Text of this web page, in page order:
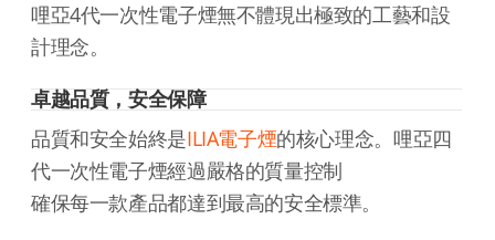
哩亞4代一次性電子煙無不體現出極致的工藝和設
計理念。
卓越品質，安全保障
品質和安全始終是ILIA電子煙的核心理念。哩亞四
代一次性電子煙經過嚴格的質量控制
確保每一款產品都達到最高的安全標準。